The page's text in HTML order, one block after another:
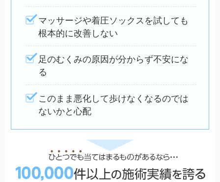
マッサージや着圧ソックスを試しても
根本的に改善しない
足のむくみの原因が分からず不安にな
る
このまま悪化して歩けなくなるのでは
ないかと心配